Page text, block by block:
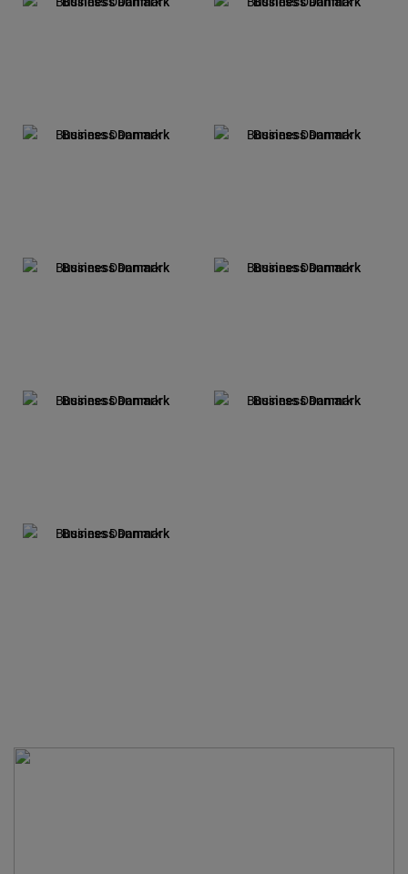
Business Danmark Business Danmark
Business Danmark Business Danmark
Business Danmark Business Danmark
Business Danmark